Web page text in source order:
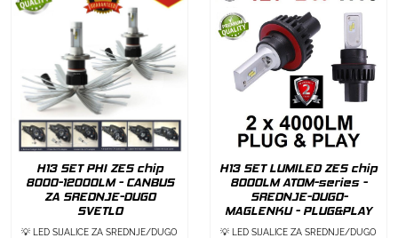
H13 SET PHI ZES chip
8000-12000LM - CANBUS
ZA SREDNJE-DUGO
SVETLO
💡 LED SIJALICE ZA SREDNJE/DUGO
H13 SET LUMILED ZES chip
8000LM ATOM-series -
SREDNJE-DUGO-
MAGLENKU - PLUG&PLAY
💡 LED SIJALICE ZA SREDNJE/DUGO